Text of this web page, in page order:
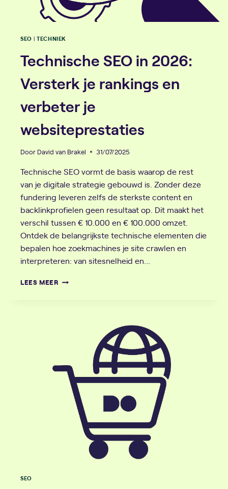
SEO |TECHNIEK
Technische SEO in 2026:
Versterk je rankings en
verbeter je
websiteprestaties
Door David van Brakel 31/07/2025
Technische SEO vormt de basis waarop de rest
van je digitale strategie gebouwd is. Zonder deze
fundering leveren zelfs de sterkste content en
backlinkprofielen geen resultaat op. Dit maakt het
verschil tussen € 10.000 en € 100.000 omzet.
Ontdek de belangrijkste technische elementen die
bepalen hoe zoekmachines je site crawlen en
interpreteren: van sitesnelheid en…
LEES MEER TECHNISCHE
VERBETER
JE
WEBSITEPRESTATIES
SEO